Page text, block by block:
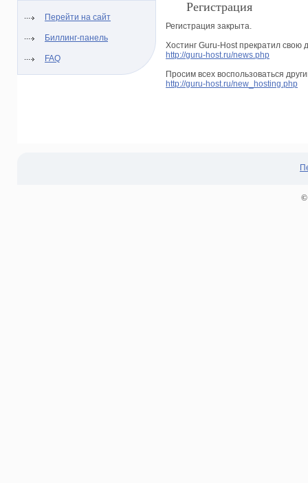
Перейти на сайт
Биллинг-панель
FAQ
Регистрация
Регистрация закрыта.
Хостинг Guru-Host прекратил свою
http://guru-host.ru/news.php
Просим всех воспользоваться
http://guru-host.ru/new_hosting.php
©